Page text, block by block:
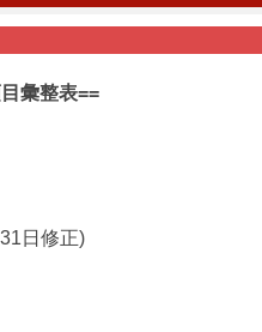
彙整表==
日修正)